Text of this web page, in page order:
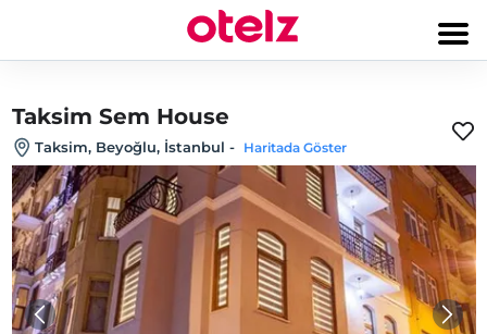
Taksim Sem House
Taksim, Beyoğlu, İstanbul - Haritada Göster